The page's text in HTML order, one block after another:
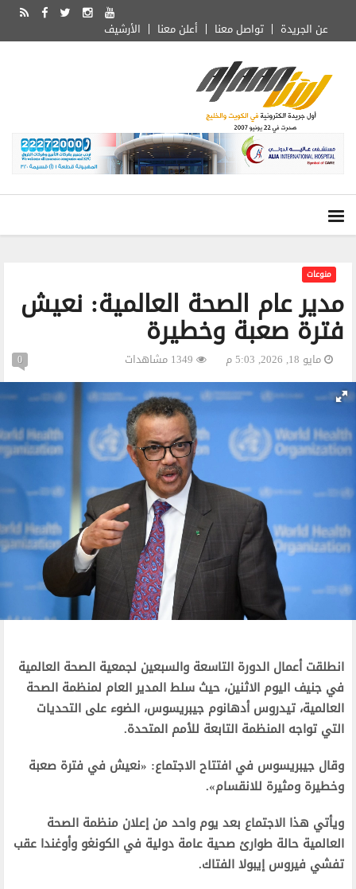
الأرشيف أعلن معنا تواصل معنا عن الجريدة
مدير عام الصحة العالمية: نعيش
فترة صعبة وخطيرة
منوعات
مايو 18, 2026, 5:03 م 0
انطلقت أعمال الدورة التاسعة والسبعين لجمعية الصحة العالمية
في جنيف اليوم الاثنين، حيث سلط المدير العام لمنظمة الصحة
العالمية، تيدروس أدهانوم جيبريسوس، الضوء على التحديات
التي تواجه المنظمة التابعة للأمم المتحدة.
وقال جيبريسوس في افتتاح الاجتماع: «نعيش في فترة صعبة
وخطيرة ومثيرة للانقسام».
ويأتي هذا الاجتماع بعد يوم واحد من إعلان منظمة الصحة
العالمية حالة طوارئ صحية عامة دولية في الكونغو وأوغندا عقب
تفشي فيروس إيبولا الفتاك.